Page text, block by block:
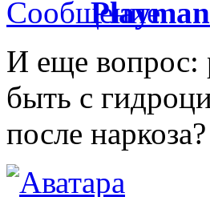
Playmаn
И еще вопрос:
быть с
после наркоза?